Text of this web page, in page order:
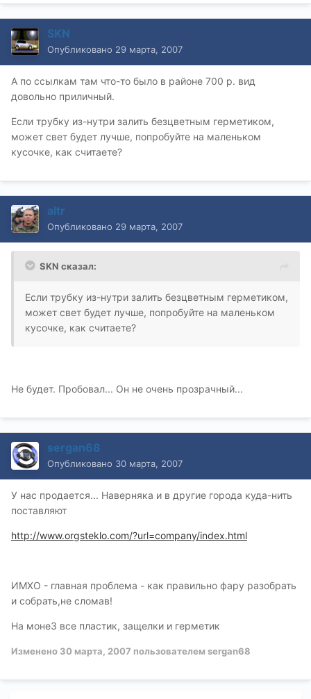
SKN
Опубликовано 29 марта, 2007
А по ссылкам там что-то было в районе 700 р. вид
довольно приличный.
Если трубку из-нутри залить безцветным герметиком,
может свет будет лучше, попробуйте на маленьком
кусочке, как считаете?
altr
Опубликовано 29 марта, 2007
SKN сказал:
Если трубку из-нутри залить безцветным герметиком,
может свет будет лучше, попробуйте на маленьком
кусочке, как считаете?
Не будет. Пробовал... Он не очень прозрачный...
sergan68
Опубликовано 30 марта, 2007
У нас продается... Наверняка и в другие города куда-нить
поставляют
http://www.orgsteklo.com/?url=company/index.html
ИМХО - главная проблема - как правильно фару разобрать
и собрать,не сломав!
На моне3 все пластик, защелки и герметик
Изменено 30 марта, 2007 пользователем sergan68